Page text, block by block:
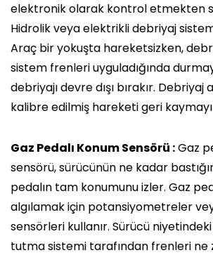
elektronik olarak kontrol etmekten
Hidrolik veya elektrikli debriyaj
Araç bir yokuşta hareketsizken,
sistem frenleri uyguladığında
debriyajı devre dışı bırakır.
kalibre edilmiş hareketi geri
Gaz Pedalı Konum Sensörü :Gaz
sensörü, sürücünün ne kadar
pedalın tam konumunu izler. Gaz
algılamak için potansiyometreler
sensörleri kullanır. Sürücü
tutma sistemi tarafından frenleri ne